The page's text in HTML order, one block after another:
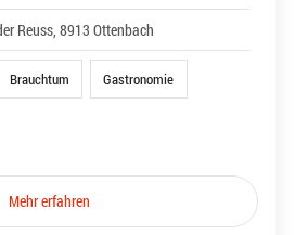
Reuss, 8913 Ottenbach
Brauchtum Gastronomie
Mehr erfahren